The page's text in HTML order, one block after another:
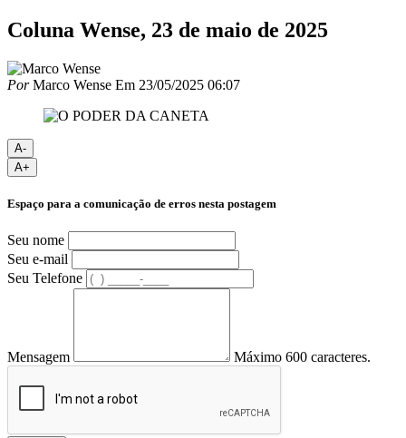
Coluna Wense, 23 de maio de 2025
PorMarco Wense Em 23/05/2025 06:07
A-
A+
Espaço para a comunicação de erros nesta postagem
Seu nome
Seu e-mail
Seu Telefone
Mensagem Máximo 600 caracteres.